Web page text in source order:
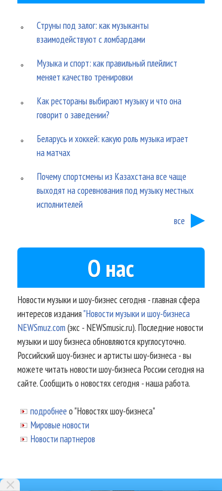
Струны под залог: как музыканты
взаимодействуют с ломбардами
Музыка и спорт: как правильный плейлист
меняет качество тренировки
Как рестораны выбирают музыку и что она
говорит о заведении?
Беларусь и хоккей: какую роль музыка играет
на матчах
Почему спортсмены из Казахстана все чаще
выходят на соревнования под музыку местных
исполнителей
все
О нас
Новости музыки и шоу-бизнес сегодня - главная сфера
интересов издания"Новости музыки и шоу-бизнеса
NEWSmuz.com(экс - NEWSmusic.ru). Последние новости
музыки и шоу бизнеса обновляются круглосуточно.
Российский шоу-бизнес и артисты шоу-бизнеса - вы
можете читать новости шоу-бизнеса России сегодня на
сайте. Сообщить о новостях сегодня - наша работа.
подробнее о "Новостях шоу-бизнеса"
Мировые новости
Новости партнеров